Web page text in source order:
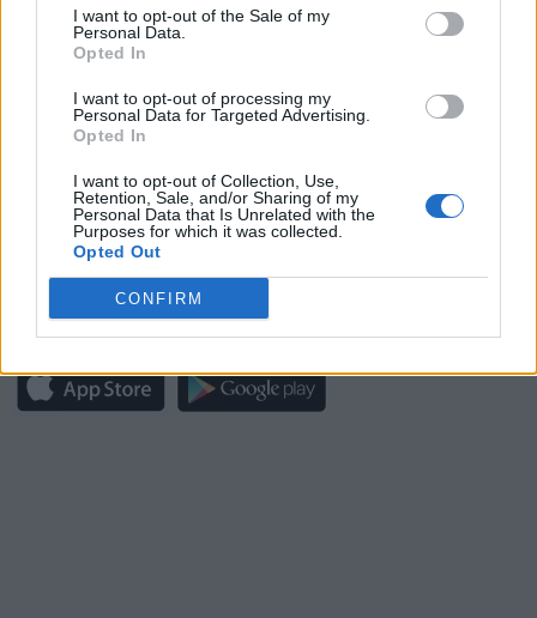
I want to opt-out of the Sale of my
Personal Data.
Opted In
I want to opt-out of processing my
Personal Data for Targeted Advertising.
Opted In
I want to opt-out of Collection, Use,
Retention, Sale, and/or Sharing of my
Personal Data that Is Unrelated with the
Purposes for which it was collected.
Opted Out
CONFIRM
T
E
T
É
É L
BUSCAR MÁS
RESPUESTAS
Descargar Palabras Conectadas